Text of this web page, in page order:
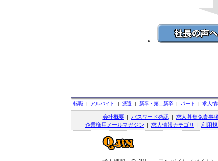
転職| アルバイト | 派遣 | 新卒・第二新卒| パート | 求人情
会社概要| パスワード確認| 求人募集免責事
企業様用メールマガジン | 求人情報カテゴリ | 利用